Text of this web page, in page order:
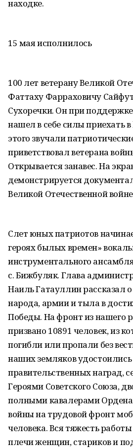
находке.
15 мая исполнилось
100 лет ветерану Великой
Фаттаху Фарраховичу
Сухоречки. Он при
нашел в себе силы приехать
этого звучали
приветствовал ветерана
Открывается занавес. На
демонстрируется
Великой Отечественной
Слет юных патриотов
героях былых времен»
инструментального
с. Бижбуляк. Глава
Наиль Гатауллин рассказал о
народа, армии и тыла в
Победы. На фронт из нашего
призвано 10891 человек, из
погибли или пропали без
наших земляков
правительственных наград,
Героями Советского Союза,
полными кавалерами
войны на трудовой фронт
человека. Вся тяжесть
плечи женщин, стариков и